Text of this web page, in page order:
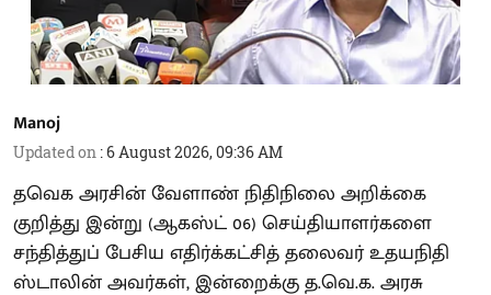
Manoj
Updated on :6 August 2026, 09:36 AM
தவெக அரசின் வேளாண் நிதிநிலை அறிக்கை
குறித்து இன்று (ஆகஸ்ட் 06) செய்தியாளர்களை
சந்தித்துப் பேசிய எதிர்க்கட்சித் தலைவர் உதயநிதி
ஸ்டாலின் அவர்கள், இன்றைக்கு த.வெ.க. அரசு